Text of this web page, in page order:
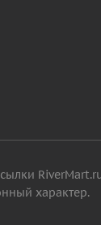
характер.